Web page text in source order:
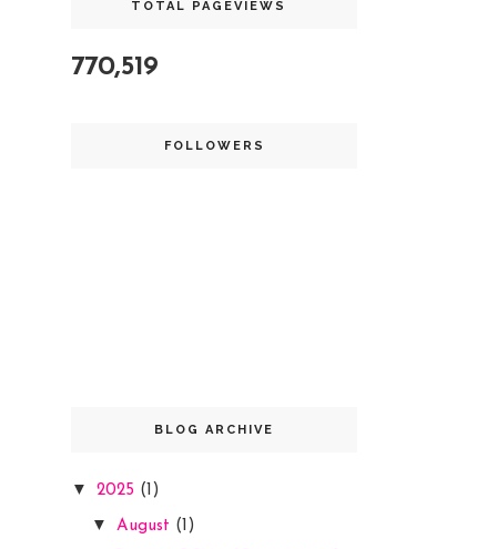
TOTAL PAGEVIEWS
770,519
FOLLOWERS
BLOG ARCHIVE
▼ 2025 (1)
▼ August (1)